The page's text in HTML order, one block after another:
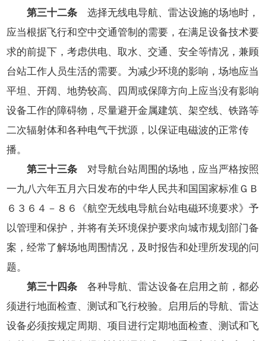
第三十二条选择无线电导航、雷达设施的场地时，
应当根据飞行和空中交通管制的需要，在满足设备技术要
求的前提下，考虑供电、取水、交通、安全等情况，兼顾
台站工作人员生活的需要。为减少环境的影响，场地应当
平坦、开阔、地势较高、四周或保障方向上应当没有影响
设备工作的障碍物，尽量避开金属建筑、架空线、铁路等
二次辐射体和各种电气干扰源，以保证电磁波的正常传
播。
第三十三条对导航台站周围的场地，应当严格按照
一九八六年五月六日发布的中华人民共和国国家标准ＧＢ
６３６４－８６《航空无线电导航台站电磁环境要求》予
以管理和保护，并将有关环境保护要求向城市规划部门备
案，经常了解场地周围情况，及时报告和处理所发现的问
题。
第三十四条各种导航、雷达设备在启用之前，都必
须进行地面检查、测试和飞行校验。启用后的导航、雷达
设备必须按规定周期、项目进行定期地面检查、测试和飞